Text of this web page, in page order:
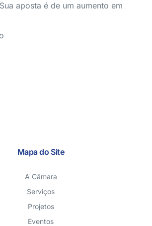
aposta é de um aumento em
Mapa do Site
A Câmara
Serviços
Projetos
Eventos